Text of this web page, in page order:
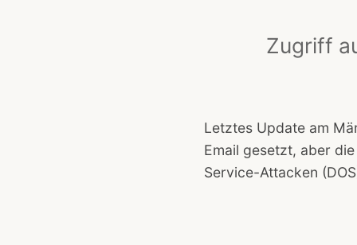
Zugriff
Letztes Update am
Email gesetzt, aber
Service-Attacken